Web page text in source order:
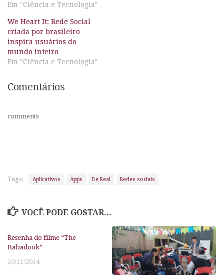
Em "Ciência e Tecnologia"
We Heart It: Rede Social
criada por brasileiro
inspira usuários do
mundo inteiro
Em "Ciência e Tecnologia"
Comentários
comments
Tags: Aplicativos Apps Be Real Redes sociais
VOCÊ PODE GOSTAR...
Resenha do filme “The
Babadook”
10/11/2014